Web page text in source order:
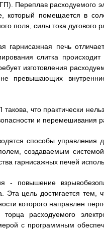
Переплав расходуемого
который помещается в
поля, силы тока дугового
гарнисажная печь
слитка
изготовления
превышающих
такова, что практически
и перемешивания
способы управления
создаваемым системой
гарнисажных печей
- повышение
Эта цель достигается
которого направлен
торца расходуемого
с программным